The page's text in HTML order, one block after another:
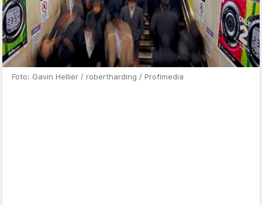
Foto: Gavin Hellier / robertharding / Profimedia